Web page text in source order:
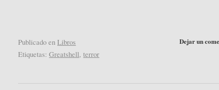
Dejar un
Publicado en Libros
Etiquetas: Greatshell,terror